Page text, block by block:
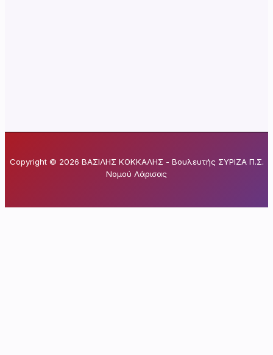
Copyright © 2026 ΒΑΣΙΛΗΣ ΚΟΚΚΑΛΗΣ - Βουλευτής ΣΥΡΙΖΑ Π.Σ.
Νομού Λάρισας